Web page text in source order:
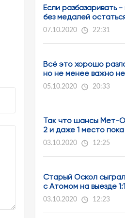
Если разбазаривать
без медалей
07.10.2020 22:31
Всё это хорошо
но не менее важно
05.10.2020 20:33
Так что шансы Мет-
2 и даже 1 место пока
03.10.2020 12:25
Старый Оскол
с Атомом на выезде
03.10.2020 12:23